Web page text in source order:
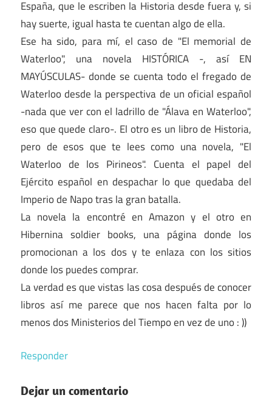
España, que le escriben la Historia desde fuera y, si
hay suerte, igual hasta te cuentan algo de ella.
Ese ha sido, para mí, el caso de "El memorial de
Waterloo", una novela HISTÓRICA -, así EN
MAYÚSCULAS- donde se cuenta todo el fregado de
Waterloo desde la perspectiva de un oficial español
-nada que ver con el ladrillo de "Álava en Waterloo",
eso que quede claro-. El otro es un libro de Historia,
pero de esos que te lees como una novela, "El
Waterloo de los Pirineos". Cuenta el papel del
Ejército español en despachar lo que quedaba del
Imperio de Napo tras la gran batalla.
La novela la encontré en Amazon y el otro en
Hibernina soldier books, una página donde los
promocionan a los dos y te enlaza con los sitios
donde los puedes comprar.
La verdad es que vistas las cosa después de conocer
libros así me parece que nos hacen falta por lo
menos dos Ministerios del Tiempo en vez de uno : ))
Responder
Dejar un comentario